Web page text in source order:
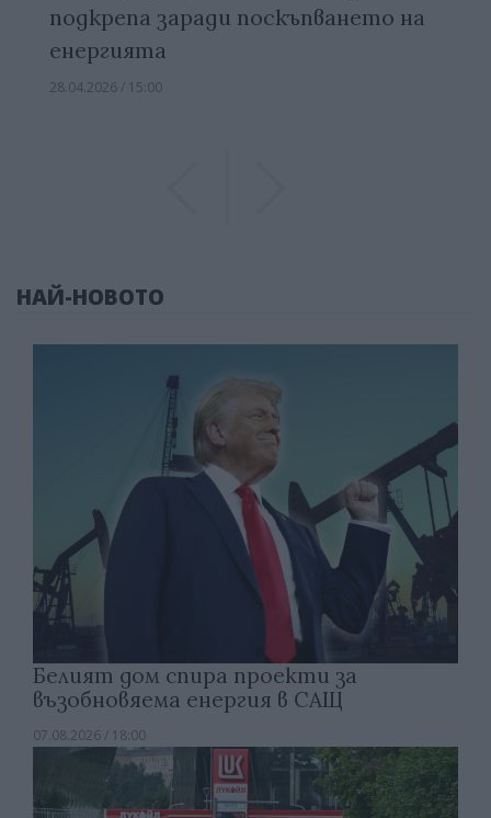
подкрепа заради поскъпването на
енергията
28.04.2026 / 15:00
НАЙ-НОВОТО
Белият дом спира проекти за
възобновяема енергия в САЩ
07.08.2026 / 18:00